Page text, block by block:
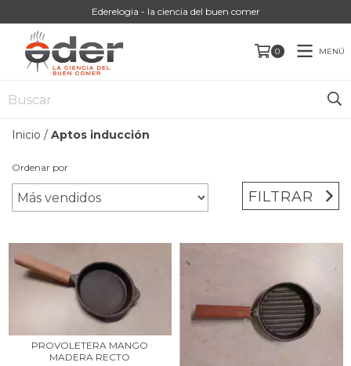
Ederelogia - la ciencia del buen comer
0 MENÚ
Inicio / Aptos inducción
Ordenar por
FILTRAR
PROVOLETERA MANGO
MADERA RECTO